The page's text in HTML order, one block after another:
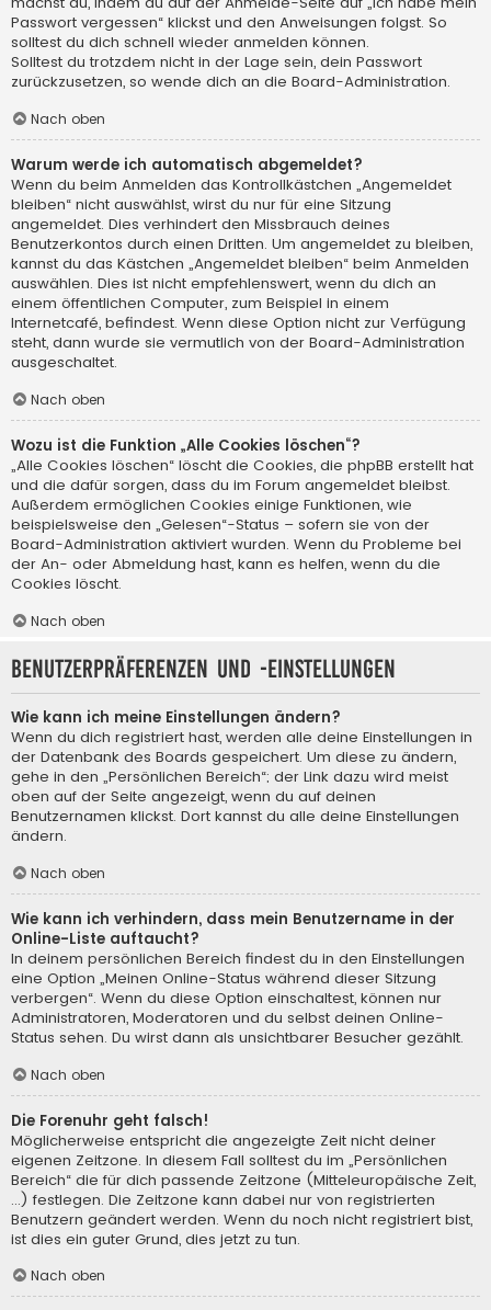
Passwort vergessen“ klickst und den Anweisungen folgst. So
solltest du dich schnell wieder anmelden können.
Solltest du trotzdem nicht in der Lage sein, dein Passwort
zurückzusetzen, so wende dich an die Board-Administration.
Nach oben
Warum werde ich automatisch abgemeldet?
Wenn du beim Anmelden das Kontrollkästchen „Angemeldet
bleiben“ nicht auswählst, wirst du nur für eine Sitzung
angemeldet. Dies verhindert den Missbrauch deines
Benutzerkontos durch einen Dritten. Um angemeldet zu bleiben,
kannst du das Kästchen „Angemeldet bleiben“ beim Anmelden
auswählen. Dies ist nicht empfehlenswert, wenn du dich an
einem öffentlichen Computer, zum Beispiel in einem
Internetcafé, befindest. Wenn diese Option nicht zur Verfügung
steht, dann wurde sie vermutlich von der Board-Administration
ausgeschaltet.
Nach oben
Wozu ist die Funktion „Alle Cookies löschen“?
„Alle Cookies löschen“ löscht die Cookies, die phpBB erstellt hat
und die dafür sorgen, dass du im Forum angemeldet bleibst.
Außerdem ermöglichen Cookies einige Funktionen, wie
beispielsweise den „Gelesen“-Status – sofern sie von der
Board-Administration aktiviert wurden. Wenn du Probleme bei
der An- oder Abmeldung hast, kann es helfen, wenn du die
Cookies löscht.
Nach oben
Benutzerpräferenzen und -einstellungen
Wie kann ich meine Einstellungen ändern?
Wenn du dich registriert hast, werden alle deine Einstellungen in
der Datenbank des Boards gespeichert. Um diese zu ändern,
gehe in den „Persönlichen Bereich“; der Link dazu wird meist
oben auf der Seite angezeigt, wenn du auf deinen
Benutzernamen klickst. Dort kannst du alle deine Einstellungen
ändern.
Nach oben
Wie kann ich verhindern, dass mein Benutzername in der
Online-Liste auftaucht?
In deinem persönlichen Bereich findest du in den Einstellungen
eine Option „Meinen Online-Status während dieser Sitzung
verbergen“. Wenn du diese Option einschaltest, können nur
Administratoren, Moderatoren und du selbst deinen Online-
Status sehen. Du wirst dann als unsichtbarer Besucher gezählt.
Nach oben
Die Forenuhr geht falsch!
Möglicherweise entspricht die angezeigte Zeit nicht deiner
eigenen Zeitzone. In diesem Fall solltest du im „Persönlichen
Bereich“ die für dich passende Zeitzone (Mitteleuropäische Zeit,
...) festlegen. Die Zeitzone kann dabei nur von registrierten
Benutzern geändert werden. Wenn du noch nicht registriert bist,
ist dies ein guter Grund, dies jetzt zu tun.
Nach oben